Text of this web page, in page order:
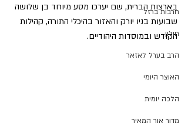
חרבות ברזל
חולון
הרב בערל לאזאר
האוצר היומי
הלכה יומית
מדור אור המאיר
בארצות הברית, שם יערכו מסע מיוחד בן שלושה
שבועות בניו יורק והאזור בהיכלי התורה, קהילות
הקודש ובמוסדות היהודיים.